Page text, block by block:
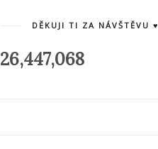
DĚKUJI TI ZA NÁVŠTĚVU ♥
26,447,068